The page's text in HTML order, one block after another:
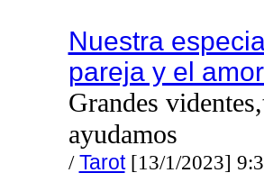
Nuestra
pareja y el
Grandes
ayudamos
/Tarot[13/1/2023]